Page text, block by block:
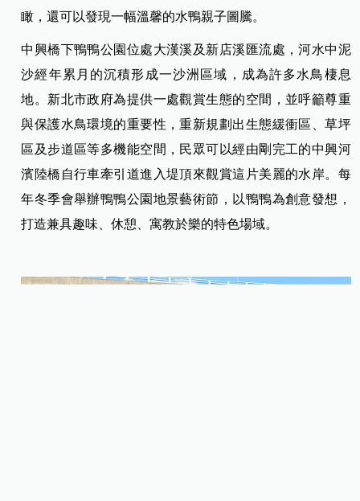
瞰，還可以發現一幅溫馨的水鴨親子圖騰。
中興橋下鴨鴨公園位處大漢溪及新店溪匯流處，河水中泥
沙經年累月的沉積形成一沙洲區域，成為許多水鳥棲息
地。新北市政府為提供一處觀賞生態的空間，並呼籲尊重
與保護水鳥環境的重要性，重新規劃出生態緩衝區、草坪
區及步道區等多機能空間，民眾可以經由剛完工的中興河
濱陸橋自行車牽引道進入堤頂來觀賞這片美麗的水岸。每
年冬季會舉辦鴨鴨公園地景藝術節，以鴨鴨為創意發想，
打造兼具趣味、休憩、寓教於樂的特色場域。